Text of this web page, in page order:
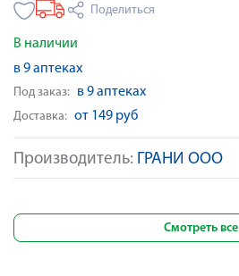
Производитель: ГРАНИ ООО
Поделиться
В наличии
в 9 аптеках
Под заказ: в 9 аптеках
Доставка: от 149 руб
Смотреть все